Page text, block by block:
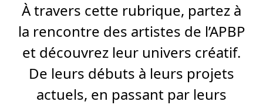
À travers cette rubrique, partez à
la rencontre des artistes de l’APBP
et découvrez leur univers créatif.
De leurs débuts à leurs projets
actuels, en passant par leurs